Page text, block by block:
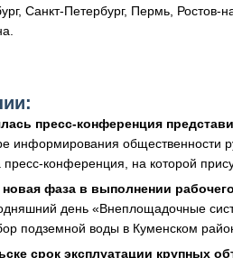
Санкт-Петербург, Пермь,
пресс-конференция
информирования общественности
конференция, на которой
новая фаза в выполнении
день «Внеплощадочные
подземной воды в Куменском
срок эксплуатации крупных